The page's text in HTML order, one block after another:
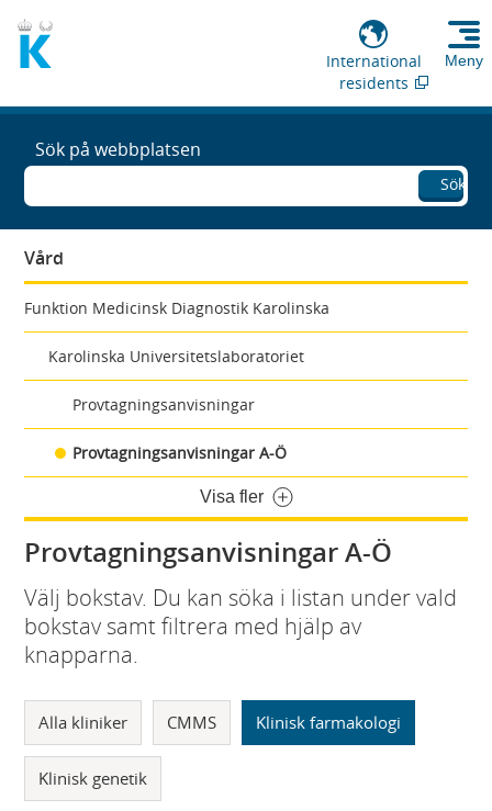
International
residents
Meny
Sök på webbplatsen
Sök
Vård
Funktion Medicinsk Diagnostik Karolinska
Karolinska Universitetslaboratoriet
Provtagningsanvisningar
Provtagningsanvisningar A-Ö
Visa fler
Provtagningsanvisningar A-Ö
Välj bokstav. Du kan söka i listan under vald
bokstav samt filtrera med hjälp av
knapparna.
Alla kliniker CMMS Klinisk farmakologi
Klinisk genetik